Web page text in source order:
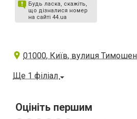
Будь ласка, скажіть,
що дізналися номер
на сайті 44.ua
01000, Київ, вулиця
Ще 1 філіал
Оцініть першим